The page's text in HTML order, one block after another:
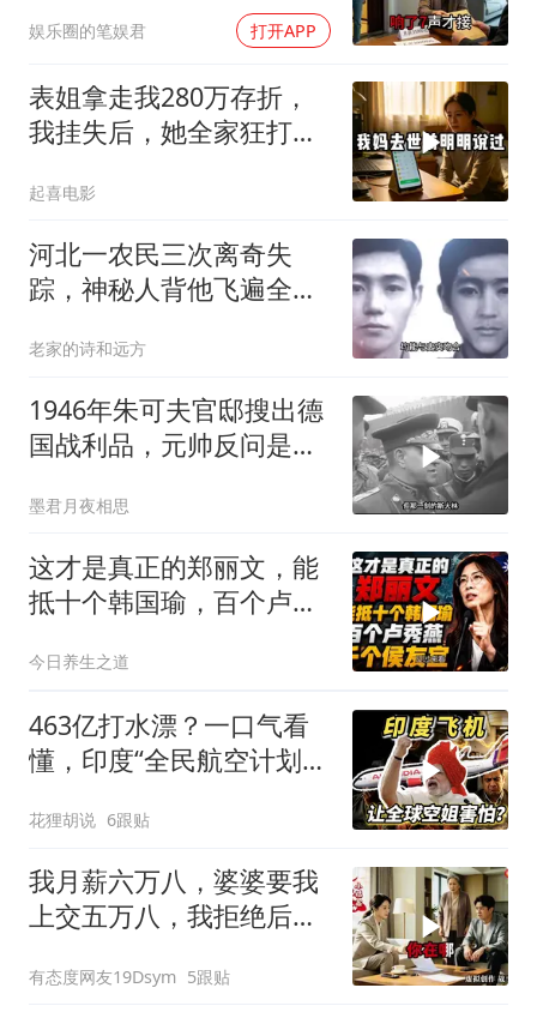
娱乐圈的笔娱君 打开APP
表姐拿走我280万存折，
我挂失后，她全家狂打
起喜电影
河北一农民三次离奇失
踪，神秘人背他飞遍全中
老家的诗和远方
1946年朱可夫官邸搜出德
国战利品，元帅反问是否
墨君月夜相思
这才是真正的郑丽文，能
抵十个韩国瑜，百个卢秀
今日养生之道
463亿打水漂？一口气看
懂，印度“全民航空计划”
花狸胡说 6跟贴
我月薪六万八，婆婆要我
上交五万八，我拒绝后她
离婚
有态度网友19Dsym 5跟贴